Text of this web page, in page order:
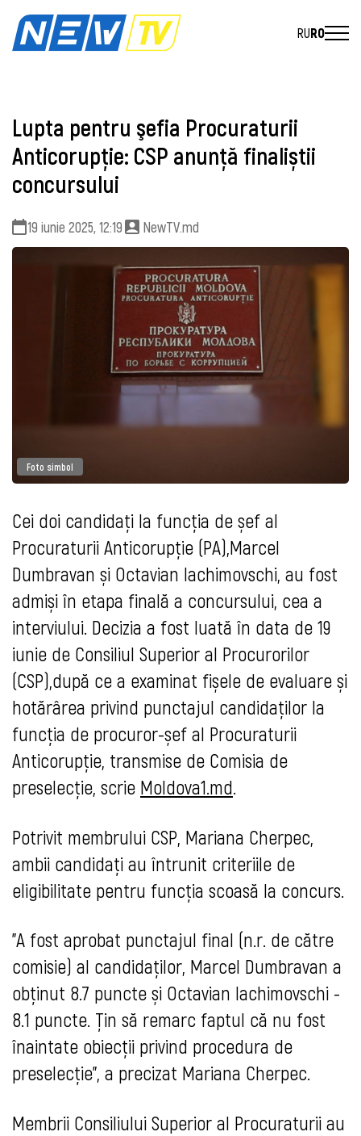
RURO
Lupta pentru şefia Procuraturii
Anticorupţie: CSP anunță finaliștii
concursului
19 iunie 2025, 12:19 NewTV.md
Foto simbol
Cei doi candidați la funcția de șef al
Procuraturii Anticorupție (PA),Marcel
Dumbravan și Octavian Iachimovschi, au fost
admiși în etapa finală a concursului, cea a
interviului. Decizia a fost luată în data de 19
iunie de Consiliul Superior al Procurorilor
(CSP),după ce a examinat fișele de evaluare și
hotărârea privind punctajul candidaților la
funcția de procuror-șef al Procuraturii
Anticorupție, transmise de Comisia de
preselecție, scrie Moldova1.md.
Potrivit membrului CSP, Mariana Cherpec,
ambii candidați au întrunit criteriile de
eligibilitate pentru funcția scoasă la concurs.
"A fost aprobat punctajul final (n.r. de către
comisie) al candidaților, Marcel Dumbravan a
obținut 8.7 puncte și Octavian Iachimovschi -
8.1 puncte. Țin să remarc faptul că nu fost
înaintate obiecții privind procedura de
preselecție", a precizat Mariana Cherpec.
Membrii Consiliului Superior al Procuraturii au